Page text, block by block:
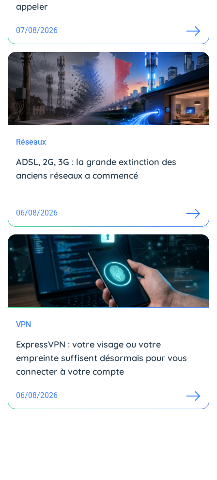
appeler
07/08/2026
Réseaux
ADSL, 2G, 3G : la grande extinction des
anciens réseaux a commencé
06/08/2026
VPN
ExpressVPN : votre visage ou votre
empreinte suffisent désormais pour vous
connecter à votre compte
06/08/2026